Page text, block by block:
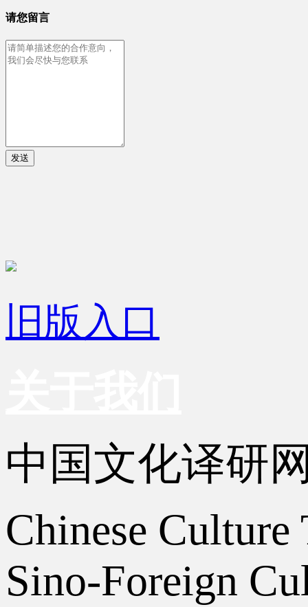
请您留言
发送
旧版入口
中国文化译研
Chinese
Sino-Foreign